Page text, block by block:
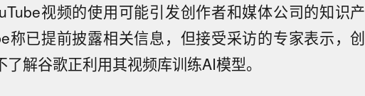
视频的使用可能引发创作者和媒体公司的知识产
称已提前披露相关信息，但接受采访的专家表示，创
解谷歌正利用其视频库训练AI模型。